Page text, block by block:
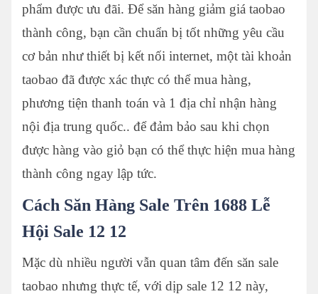
phẩm được ưu đãi. Để săn hàng giảm giá taobao
thành công, bạn cần chuẩn bị tốt những yêu cầu
cơ bản như thiết bị kết nối internet, một tài khoản
taobao đã được xác thực có thể mua hàng,
phương tiện thanh toán và 1 địa chỉ nhận hàng
nội địa trung quốc.. để đảm bảo sau khi chọn
được hàng vào giỏ bạn có thể thực hiện mua hàng
thành công ngay lập tức.
Cách Săn Hàng Sale Trên 1688 Lễ
Hội Sale 12 12
Mặc dù nhiều người vẫn quan tâm đến săn sale
taobao nhưng thực tế, với dịp sale 12 12 này,